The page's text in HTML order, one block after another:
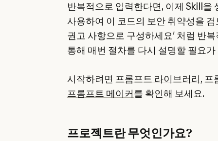
반복적으로 입력한다면, 이제 Skill을
사용하여 이 코드의 보안 취약성을
권고 사항으로 구성하세요' 처럼 반
통해 매번 절차를 다시 설명할 필요
시작하려면 프롬프트 라이브러리, 프
프롬프트 메이커를 확인해 보세요.
프로젝트란 무엇인가요?